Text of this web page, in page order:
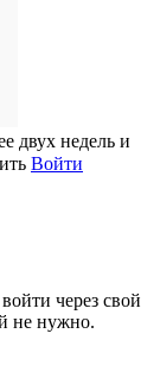
двух недель и
Войти
через свой
не нужно.